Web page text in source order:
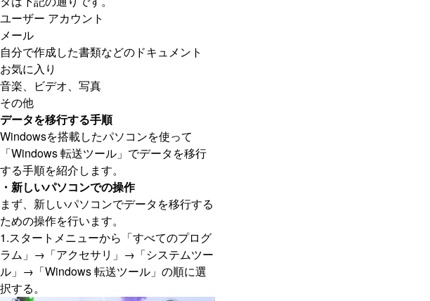
ユーザー アカウント
メール
自分で作成した書類などのドキュメント
お気に入り
音楽、ビデオ、写真
その他
データを移行する手順
Windowsを搭載したパソコンを使って
「Windows 転送ツール」でデータを移行
する手順を紹介します。
・新しいパソコンでの操作
まず、新しいパソコンでデータを移行する
ための操作を行います。
1.スタートメニューから「すべてのプログ
ラム」→「アクセサリ」→「システムツー
ル」→「Windows 転送ツール」の順に選
択する。